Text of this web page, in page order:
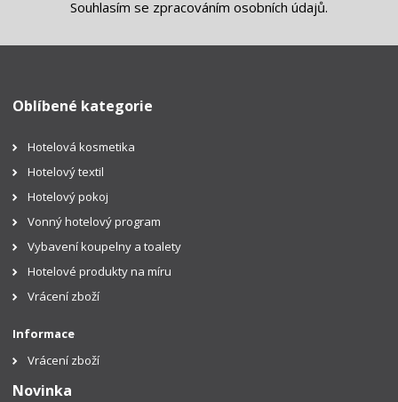
Souhlasím se zpracováním osobních údajů.
Oblíbené kategorie
Hotelová kosmetika
Hotelový textil
Hotelový pokoj
Vonný hotelový program
Vybavení koupelny a toalety
Hotelové produkty na míru
Vrácení zboží
Informace
Vrácení zboží
Novinka